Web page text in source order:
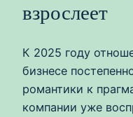
взрослеет
К 2025 году
бизнесе
романтики к
компании уже